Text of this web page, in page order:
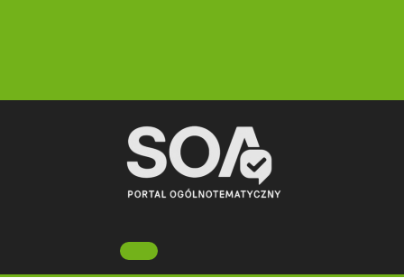
Open